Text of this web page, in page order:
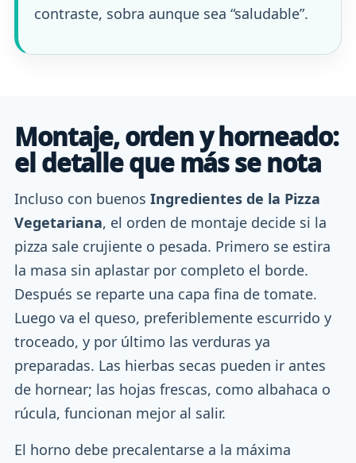
contraste, sobra aunque sea “saludable”.
Montaje, orden y horneado:
el detalle que más se nota
Incluso con buenos Ingredientes de la Pizza
Vegetariana, el orden de montaje decide si la
pizza sale crujiente o pesada. Primero se estira
la masa sin aplastar por completo el borde.
Después se reparte una capa fina de tomate.
Luego va el queso, preferiblemente escurrido y
troceado, y por último las verduras ya
preparadas. Las hierbas secas pueden ir antes
de hornear; las hojas frescas, como albahaca o
rúcula, funcionan mejor al salir.
El horno debe precalentarse a la máxima